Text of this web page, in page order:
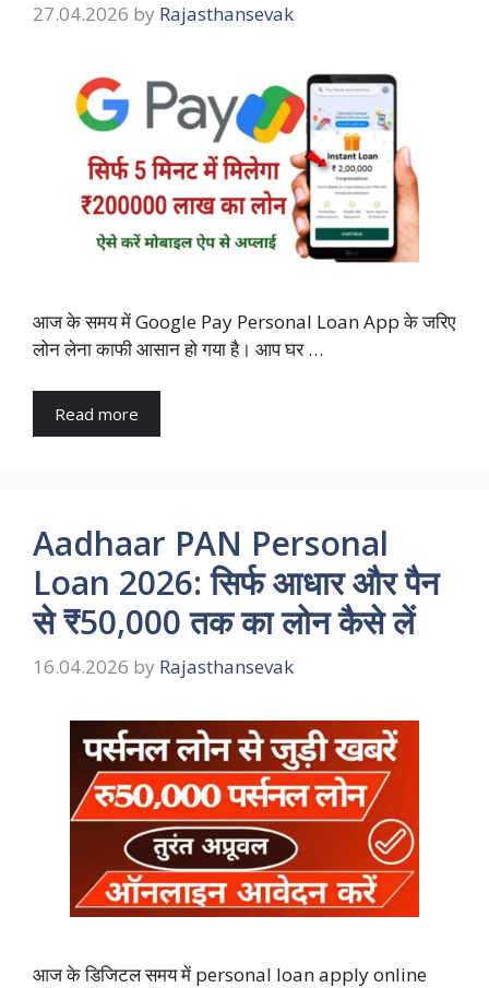
27.04.2026 by Rajasthansevak
आज के समय में Google Pay Personal Loan App के जरिए
लोन लेना काफी आसान हो गया है। आप घर …
Read more
Aadhaar PAN Personal
Loan 2026: सिर्फ आधार और पैन
से ₹50,000 तक का लोन कैसे लें
16.04.2026 by Rajasthansevak
आज के डिजिटल समय में personal loan apply online